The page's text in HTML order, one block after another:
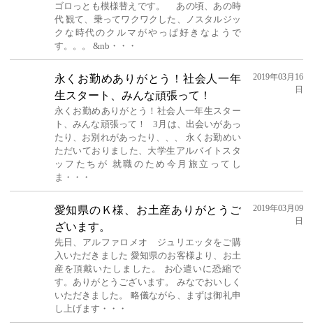
ゴロっとも模様替えです。 あの頃、あの時
代 観て、乗ってワクワクした、ノスタルジッ
クな時代のクルマがやっぱ好きなようで
す。。。 &nb・・・
永くお勤めありがとう！社会人一年
生スタート、みんな頑張って！
永くお勤めありがとう！社会人一年生スター
ト、みんな頑張って！ 3月は、出会いがあっ
たり、お別れがあったり、、、 永くお勤めい
ただいておりました、大学生アルバイトスタ
ッフたちが 就職のため今月旅立ってし
ま・・・
2019年03月16
日
愛知県のＫ様、お土産ありがとうご
ざいます。
先日、アルファロメオ ジュリエッタをご購
入いただきました 愛知県のお客様より、お土
産を頂戴いたしました。 お心遣いに恐縮で
す。ありがとうございます。 みなでおいしく
いただきました。 略儀ながら、まずは御礼申
し上げます・・・
2019年03月09
日